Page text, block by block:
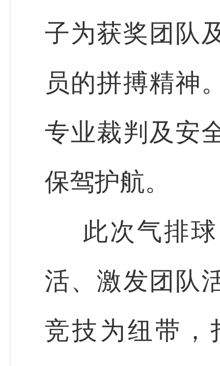
子为获奖团队
员的拼搏精神
专业裁判及安
保驾护航。
此次气排
活、激发团队
竞技为纽带，